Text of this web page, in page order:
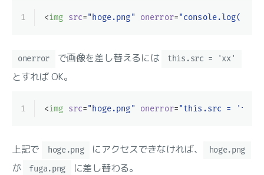
1 <img src="hoge.png" onerror=
onerror で画像を差し替えるには this.src = 'xx'
とすれば OK。
1 <img src="hoge.png" onerror="this.src =
上記で hoge.png にアクセスできなければ、 hoge.png
が fuga.png に差し替わる。